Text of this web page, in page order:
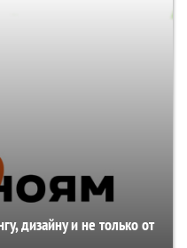
дизайну и не только от